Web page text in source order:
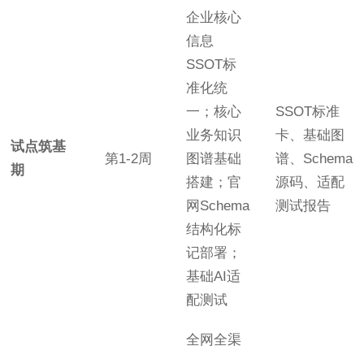
试点筑基
期
第1-2周
企业核心
信息
SSOT标
准化统
一；核心
业务知识
图谱基础
搭建；官
网Schema
结构化标
记部署；
基础AI适
配测试
SSOT标准
卡、基础图
谱、Schema
源码、适配
测试报告
全网全渠